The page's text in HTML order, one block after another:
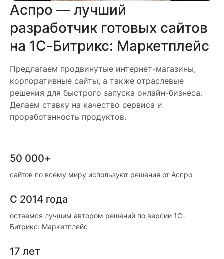
Аспро — лучший
разработчик готовых сайтов
на 1С-Битрикс: Маркетплейс
Предлагаем продвинутые интернет-магазины,
корпоративные сайты, а также отраслевые
решения для быстрого запуска онлайн-бизнеса.
Делаем ставку на качество сервиса и
проработанность продуктов.
50 000+
сайтов по всему миру используют решения от Аспро
С 2014 года
остаемся лучшим автором решений по версии 1С-
Битрикс: Маркетплейс
17 лет